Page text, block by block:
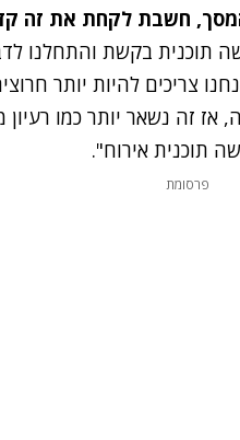
חשבת לקחת את זה
תוכנית בקשת והתחלנו
צריכים להיות יותר
אז זה נשאר יותר כמו רעיון
תוכנית אירוח".
פרסומת